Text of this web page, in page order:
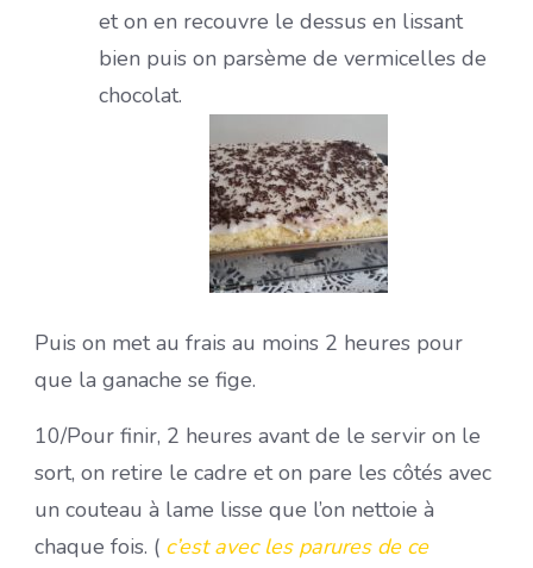
et on en recouvre le dessus en lissant
bien puis on parsème de vermicelles de
chocolat.
Puis on met au frais au moins 2 heures pour
que la ganache se fige.
10/Pour finir, 2 heures avant de le servir on le
sort, on retire le cadre et on pare les côtés avec
un couteau à lame lisse que l’on nettoie à
chaque fois. ( c’est avec les parures de ce